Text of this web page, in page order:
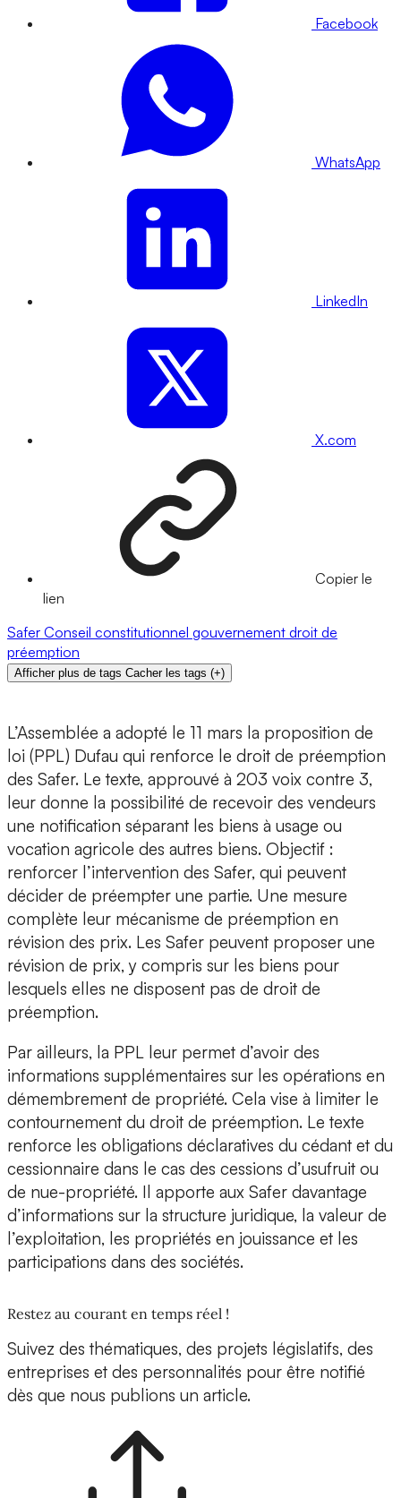
Facebook
WhatsApp
LinkedIn
X.com
Copier le
lien
Safer Conseil constitutionnel gouvernement droit de
préemption
Afficher plus de tags Cacher les tags (+)
L’Assemblée a adopté le 11 mars la proposition de
loi (PPL) Dufau qui renforce le droit de préemption
des Safer. Le texte, approuvé à 203 voix contre 3,
leur donne la possibilité de recevoir des vendeurs
une notification séparant les biens à usage ou
vocation agricole des autres biens. Objectif :
renforcer l’intervention des Safer, qui peuvent
décider de préempter une partie. Une mesure
complète leur mécanisme de préemption en
révision des prix. Les Safer peuvent proposer une
révision de prix, y compris sur les biens pour
lesquels elles ne disposent pas de droit de
préemption.
Par ailleurs, la PPL leur permet d’avoir des
informations supplémentaires sur les opérations en
démembrement de propriété. Cela vise à limiter le
contournement du droit de préemption. Le texte
renforce les obligations déclaratives du cédant et du
cessionnaire dans le cas des cessions d’usufruit ou
de nue-propriété. Il apporte aux Safer davantage
d’informations sur la structure juridique, la valeur de
l’exploitation, les propriétés en jouissance et les
participations dans des sociétés.
Restez au courant en temps réel !
Suivez des thématiques, des projets législatifs, des
entreprises et des personnalités pour être notifié
dès que nous publions un article.